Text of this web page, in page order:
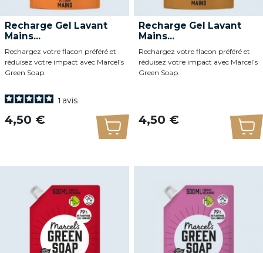
Recharge Gel Lavant
Mains...
Rechargez votre flacon préféré et
réduisez votre impact avec Marcel’s
Green Soap.
1 avis
Prix
4,50 €
Ajouter au panier
Recharge Gel Lavant
Mains...
Rechargez votre flacon préféré et
réduisez votre impact avec Marcel’s
Green Soap.
Prix
4,50 €